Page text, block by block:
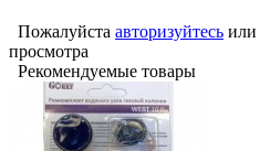
Пожалуйста авторизуйтесь или
просмотра
Рекомендуемые товары